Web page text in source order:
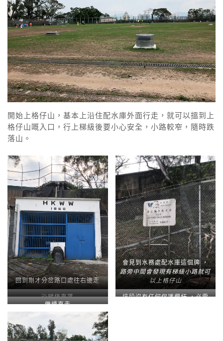
開始上格仔山，基本上沿住配水庫外面行走，就可以搵到上
格仔山嘅入口，行上梯級後要小心安全，小路較窄，隨時跌
落山。
回到剛才分岔路口處往右邊走
會見到水務處配水庫這個牌 ，
路旁中間會發現有梯級小路就可
以上格仔山
沿梯級直落
這段沒有任何保護欄杆 ，必需
繼續直走